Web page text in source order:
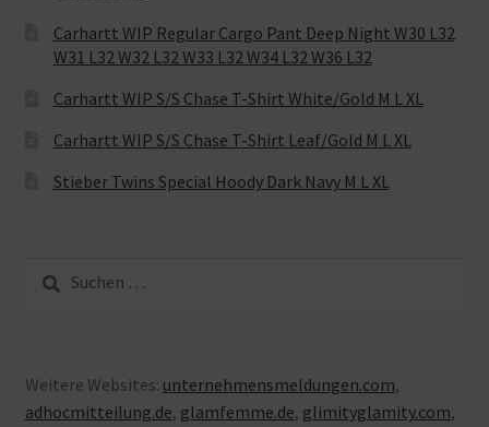
Carhartt WIP Regular Cargo Pant Deep Night W30 L32
W31 L32 W32 L32 W33 L32 W34 L32 W36 L32
Carhartt WIP S/S Chase T-Shirt White/Gold M L XL
Carhartt WIP S/S Chase T-Shirt Leaf/Gold M L XL
Stieber Twins Special Hoody Dark Navy M L XL
Suche
nach:
Weitere Websites: unternehmensmeldungen.com,
adhocmitteilung.de, glamfemme.de, glimityglamity.com,